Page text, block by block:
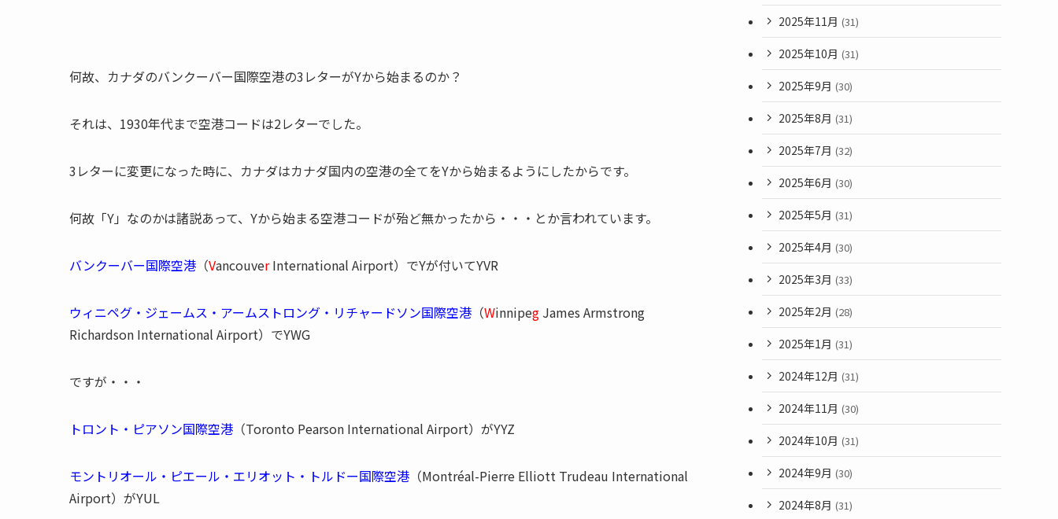
何故、カナダのバンクーバー国際空港の3レターがYから始まるのか？
それは、1930年代まで空港コードは2レターでした。
3レターに変更になった時に、カナダはカナダ国内の空港の全てをYから始まるようにしたからです。
何故「Y」なのかは諸説あって、Yから始まる空港コードが殆ど無かったから・・・とか言われています。
バンクーバー国際空港 （VancouverInternational Airport）でYが付いてYVR
ウィニペグ・ジェームス・アームストロング・リチャードソン国際空港 （Winnipeg James Armstrong
Richardson International Airport）でYWG
ですが・・・
トロント・ピアソン国際空港 （Toronto Pearson International Airport）がYYZ
モントリオール・ピエール・エリオット・トルドー国際空港 （Montréal-Pierre Elliott Trudeau International
Airport）がYUL
2025年11月 (31)
2025年10月 (31)
2025年9月 (30)
2025年8月 (31)
2025年7月 (32)
2025年6月 (30)
2025年5月 (31)
2025年4月 (30)
2025年3月 (33)
2025年2月 (28)
2025年1月 (31)
2024年12月 (31)
2024年11月 (30)
2024年10月 (31)
2024年9月 (30)
2024年8月 (31)